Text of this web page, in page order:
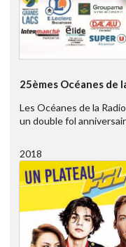
25èmes Océanes de
Les Océanes de la
un double fol
2018